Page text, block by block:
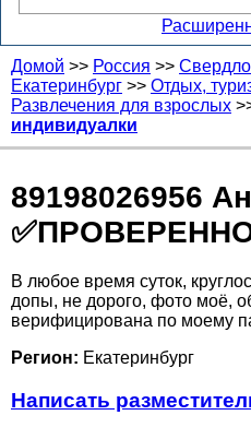
Домой >> Россия >>
Екатеринбург >> Отдых,
Развлечения для взрослых
индивидуалки
89198026956
В любое время суток,
допы, не дорого, фото моё,
верифицирована по моему
Регион: Екатеринбург
Написать